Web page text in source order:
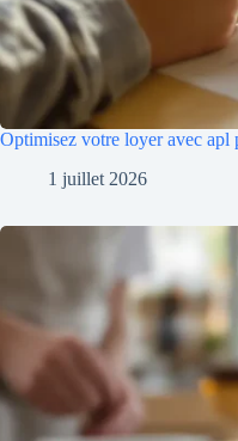
Optimisez votre loyer avec apl
1 juillet 2026